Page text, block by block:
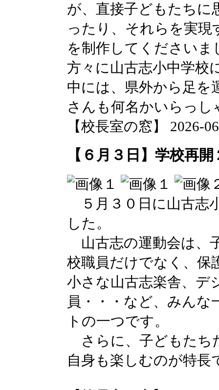
が、直接子どもたちに
ったり、それらを実現
を制作してください
方々に山古志小中学校
中には、県外から足を
さんも何名かいらっし
【校長室の窓】 2026-
【６月３日】学校再
５月３０日に山古志
した。
山古志の運動会は、
校職員だけでなく、保
小さな山古志楽舎、デ
員・・・など、みん
トの一つです。
さらに、子どもたち
自身も楽しむのが特長